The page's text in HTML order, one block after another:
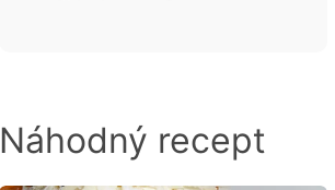
Náhodný recept